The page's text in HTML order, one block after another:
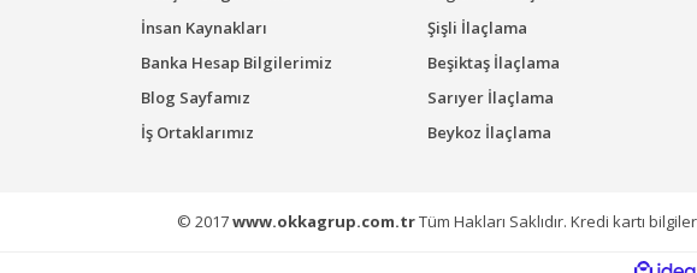
İnsan Kaynakları
Banka Hesap Bilgilerimiz
Blog Sayfamız
İş Ortaklarımız
Şişli İlaçlama
Beşiktaş İlaçlama
Sarıyer İlaçlama
Beykoz İlaçlama
© 2017www.okkagrup.com.trTüm Hakları Saklıdır. Kredi kartı